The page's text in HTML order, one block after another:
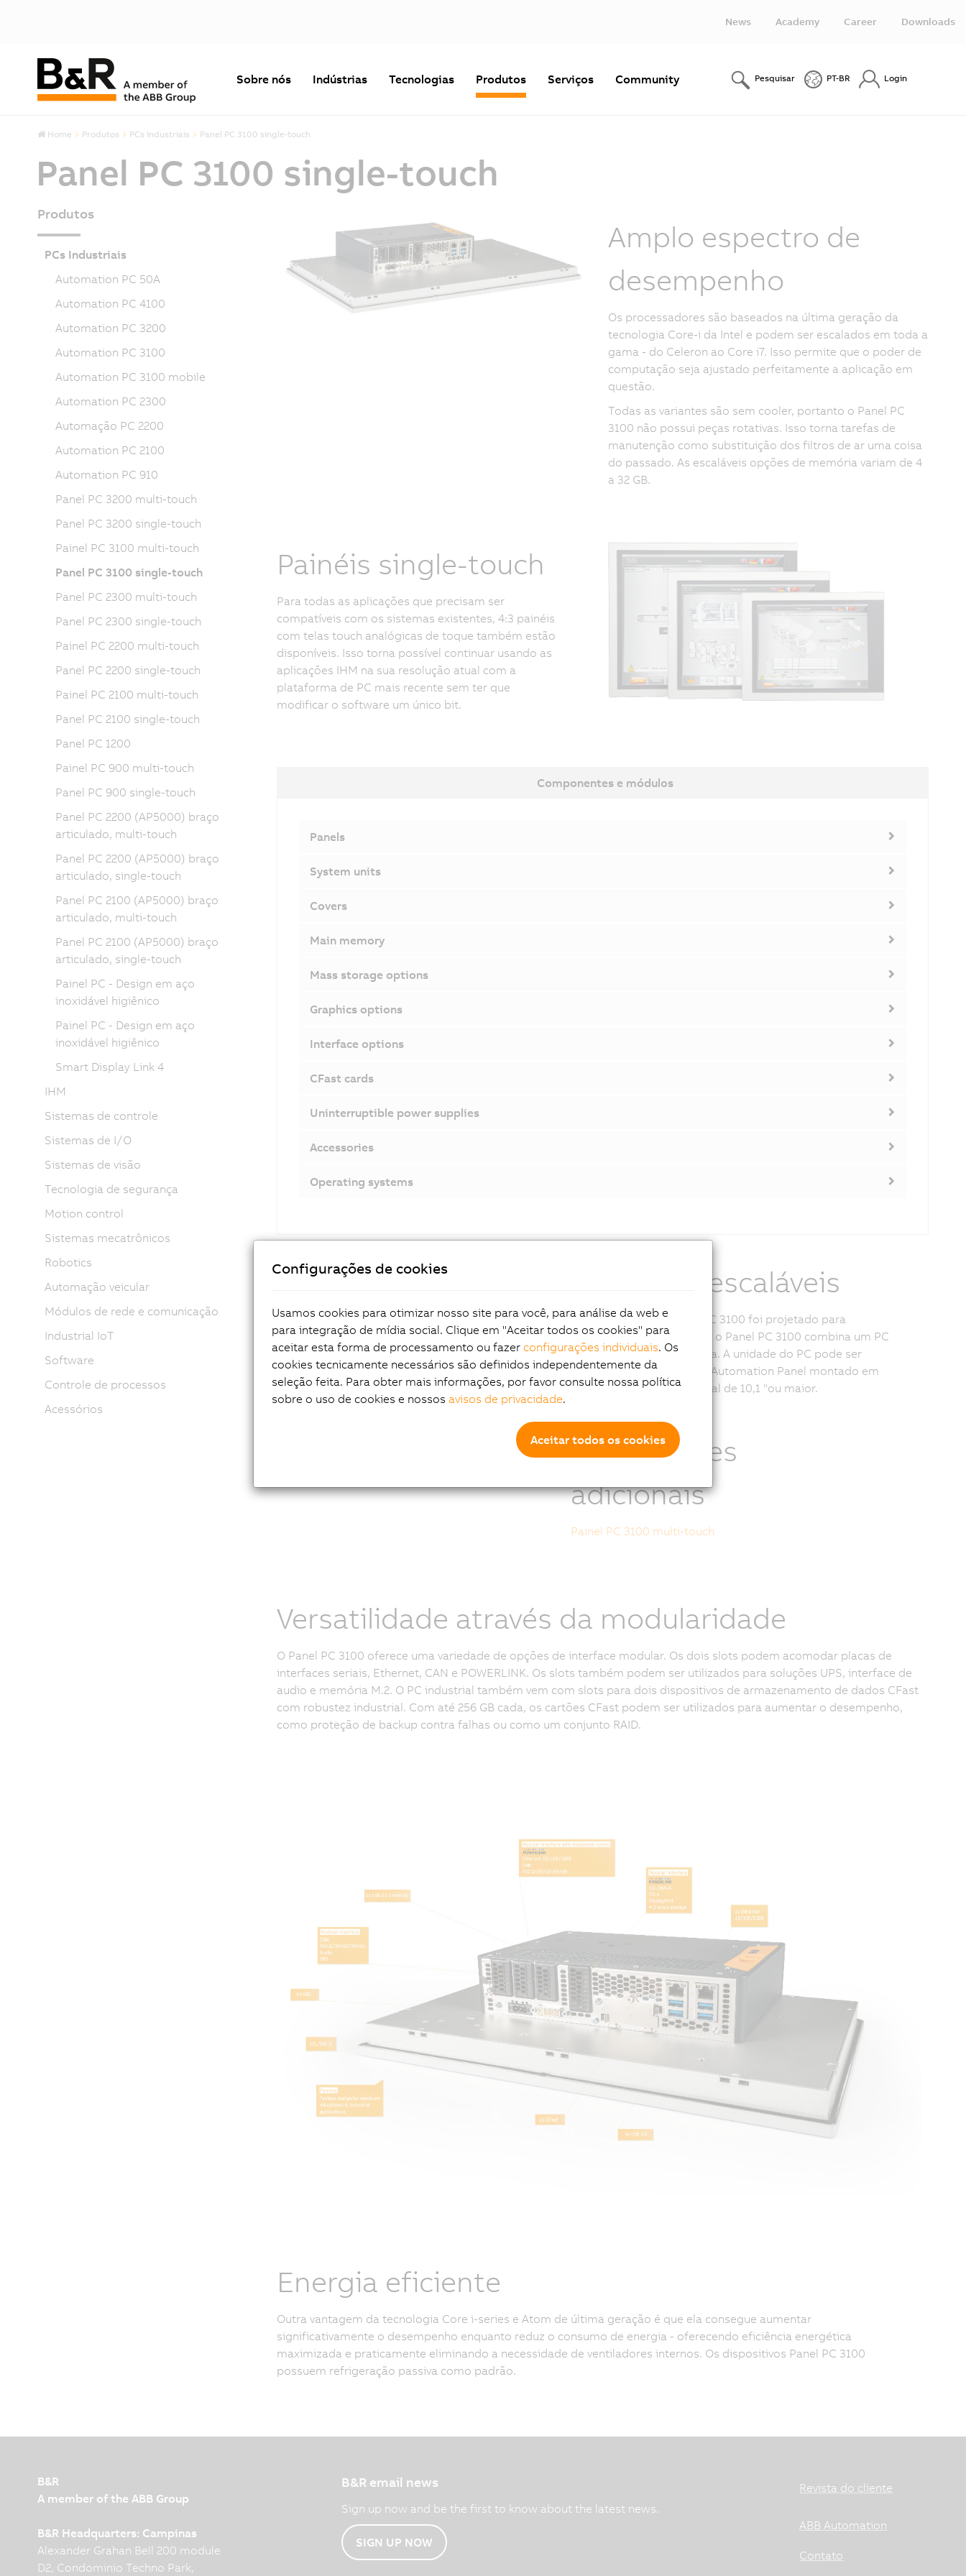
News Academy Career Downloads
Sobre nós Indústrias Tecnologias Produtos Serviços Community Pesquisar PT-BR Login
Home Produtos PCs Industriais Panel PC 3100 single-touch
Panel PC 3100 single-touch
Amplo espectro de
desempenho
Os processadores são baseados na última geração da
tecnologia Core-i da Intel e podem ser escalados em toda a
gama - do Celeron ao Core i7. Isso permite que o poder de
computação seja ajustado perfeitamente a aplicação em
questão.
Todas as variantes são sem cooler, portanto o Panel PC
3100 não possui peças rotativas. Isso torna tarefas de
manutenção como substituição dos filtros de ar uma coisa
do passado. As escaláveis opções de memória variam de 4
a 32 GB.
Painéis single-touch
Para todas as aplicações que precisam ser
compatíveis com os sistemas existentes, 4:3 painéis
com telas touch analógicas de toque também estão
disponíveis. Isso torna possível continuar usando as
aplicações IHM na sua resolução atual com a
plataforma de PC mais recente sem ter que
modificar o software um único bit.
Componentes e módulos
Panels
System units
Covers
Main memory
Mass storage options
Graphics options
Interface options
CFast cards
Uninterruptible power supplies
Accessories
Operating systems
Destaques
Touchscreen analógico resistivo
Telas de 10,1 "WXGA a 19" SXGA
Processadores Intel Core-i
Dimensões compactas
Inúmeras interfaces
Opções de interfaces modular
Panel PCs escaláveis
Enquanto o Automation PC 3100 foi projetado para
controlar painéis remotos, o Panel PC 3100 combina um PC
e tela em um único sistema. A unidade do PC pode ser
combinada com qualquer Automation Panel montado em
gabinete com uma diagonal de 10,1 "ou maior.
Informações
adicionais
Painel PC 3100 multi-touch
Versatilidade através da modularidade
O Panel PC 3100 oferece uma variedade de opções de interface modular. Os dois slots podem acomodar placas de
interfaces seriais, Ethernet, CAN e POWERLINK. Os slots também podem ser utilizados para soluções UPS, interface de
audio e memória M.2. O PC industrial também vem com slots para dois dispositivos de armazenamento de dados CFast
com robustez industrial. Com até 256 GB cada, os cartões CFast podem ser utilizados para aumentar o desempenho,
como proteção de backup contra falhas ou como um conjunto RAID.
Energia eficiente
Outra vantagem da tecnologia Core i-series e Atom de última geração é que ela consegue aumentar
significativamente o desempenho enquanto reduz o consumo de energia - oferecendo eficiência energética
maximizada e praticamente eliminando a necessidade de ventiladores internos. Os dispositivos Panel PC 3100
possuem refrigeração passiva como padrão.
Produtos
PCs Industriais
Automation PC 50A
Automation PC 4100
Automation PC 3200
Automation PC 3100
Automation PC 3100 mobile
Automation PC 2300
Automação PC 2200
Automation PC 2100
Automation PC 910
Panel PC 3200 multi-touch
Panel PC 3200 single-touch
Painel PC 3100 multi-touch
Panel PC 3100 single-touch
Panel PC 2300 multi-touch
Panel PC 2300 single-touch
Painel PC 2200 multi-touch
Panel PC 2200 single-touch
Painel PC 2100 multi-touch
Panel PC 2100 single-touch
Panel PC 1200
Painel PC 900 multi-touch
Panel PC 900 single-touch
Panel PC 2200 (AP5000) braço
articulado, multi-touch
Panel PC 2200 (AP5000) braço
articulado, single-touch
Panel PC 2100 (AP5000) braço
articulado, multi-touch
Panel PC 2100 (AP5000) braço
articulado, single-touch
Painel PC - Design em aço
inoxidável higiênico
Painel PC - Design em aço
inoxidável higiênico
Smart Display Link 4
IHM
Sistemas de controle
Sistemas de I/O
Sistemas de visão
Tecnologia de segurança
Motion control
Sistemas mecatrônicos
Robotics
Automação veicular
Módulos de rede e comunicação
Industrial IoT
Software
Controle de processos
Acessórios
B&R
A member of the ABB Group
B&R Headquarters: Campinas
Alexander Grahan Bell 200 module
D2, Condominio Techno Park,
B&R email news
Sign up now and be the first to know about the latest news.
SIGN UP NOW
Revista do cliente
ABB Automation
Contato
Configurações de cookies
Usamos cookies para otimizar nosso site para você, para análise da web e
para integração de mídia social. Clique em "Aceitar todos os cookies" para
aceitar esta forma de processamento ou fazer configurações individuais. Os
cookies tecnicamente necessários são definidos independentemente da
seleção feita. Para obter mais informações, por favor consulte nossa política
sobre o uso de cookies e nossos avisos de privacidade.
Aceitar todos os cookies